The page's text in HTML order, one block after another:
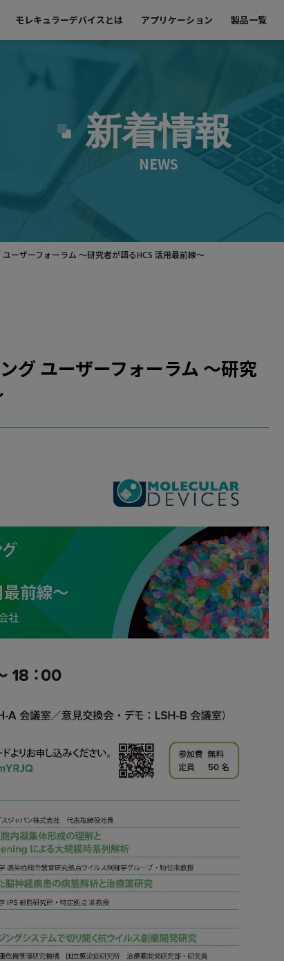
モレキュラーデバイスとは アプリケーション 製品一覧
新着情報
NEWS
ーザーフォーラム ～研究者が語るHCS 活用最前線～
グ ユーザーフォーラム ～研究